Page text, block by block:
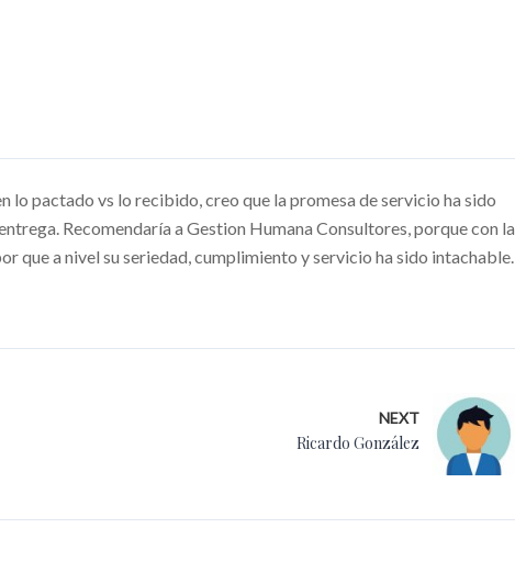
lo pactado vs lo recibido, creo que la promesa de servicio ha sido
Recomendaría a Gestion Humana Consultores, porque con la
que a nivel su seriedad, cumplimiento y servicio ha sido intachable.
NEXT
Ricardo González